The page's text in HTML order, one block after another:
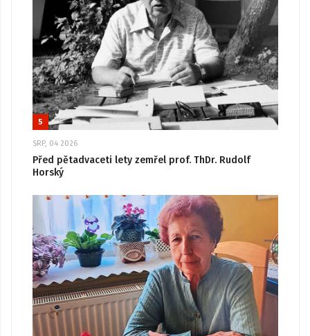
5
SRP, 04 2026
Před pětadvaceti lety zemřel prof. ThDr. Rudolf
Horský